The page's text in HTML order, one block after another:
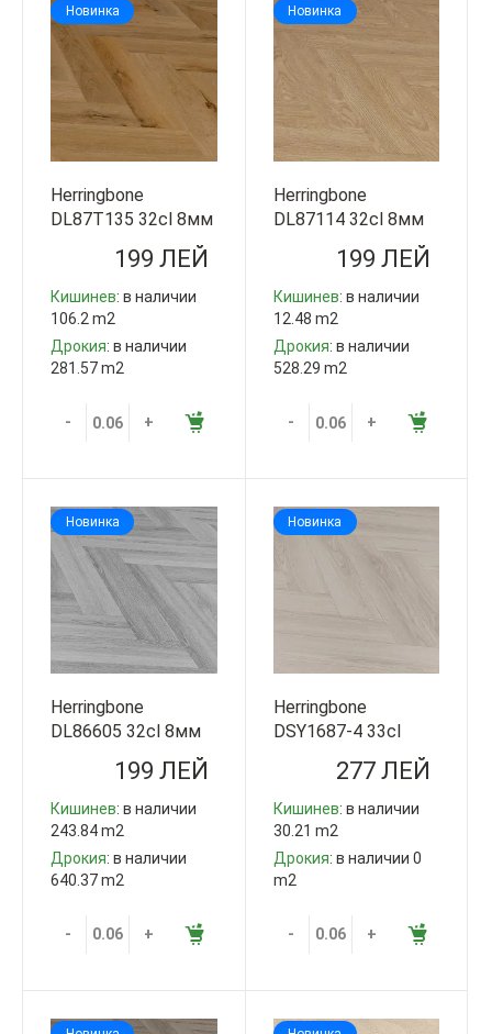
Новинка
Herringbone
DL87T135 32cl 8мм
199 ЛЕЙ
Кишинев: в наличии
106.2 m2
Дрокия: в наличии
281.57 m2
- +
Новинка
Herringbone
DL87114 32cl 8мм
199 ЛЕЙ
Кишинев: в наличии
12.48 m2
Дрокия: в наличии
528.29 m2
- +
Новинка
Herringbone
DL86605 32cl 8мм
199 ЛЕЙ
Кишинев: в наличии
243.84 m2
Дрокия: в наличии
640.37 m2
- +
Новинка
Herringbone
DSY1687-4 33cl
12мм V4 Step Guard
277 ЛЕЙ
Кишинев: в наличии
30.21 m2
Дрокия: в наличии 0
m2
- +